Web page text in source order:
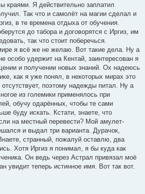
краями. Я действительно заплатил
Так что и самолёт на магии сделал и
в те времена отдыха от обучения.
до табора и договорятся с Иргиз, им
так что стоит поберечься.
я всё же не желаю. Вот такие дела. Ну а
особо удержит на Кентай, заинтересован я
и получении новых знаний. Ох надеюсь
как я уже понял, в некоторых мирах это
поэтому надежды питал. Ну а
из големики применялось при
обучу одарённых, чтобы те сами
буду искать. Кстати, знаете, что
на местный перевести? Мой амулет-
и выдал три варианта. Дурачок,
странный, пожалуй оставлю, два
Хотя Иргиз я понимал, я бы куда как
Он ведь через Астрал привязал моё
увидит теперь истинное имя. Вот так вот.